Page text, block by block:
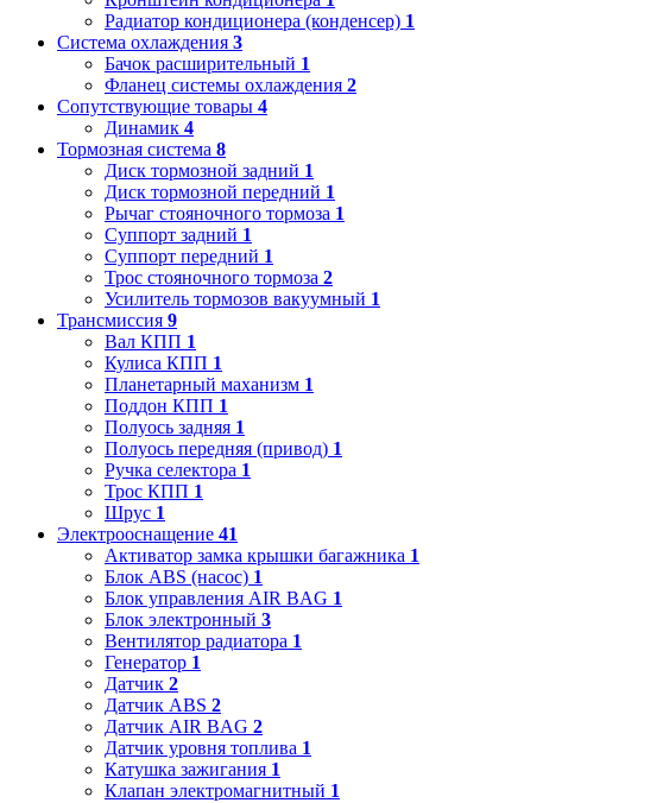
Радиатор кондиционера (конденсер) 1
Система охлаждения 3
Бачок расширительный 1
Фланец системы охлаждения 2
Сопутствующие товары 4
Динамик 4
Тормозная система 8
Диск тормозной задний 1
Диск тормозной передний 1
Рычаг стояночного тормоза 1
Суппорт задний 1
Суппорт передний 1
Трос стояночного тормоза 2
Усилитель тормозов вакуумный 1
Трансмиссия 9
Вал КПП 1
Кулиса КПП 1
Планетарный маханизм 1
Поддон КПП 1
Полуось задняя 1
Полуось передняя (привод) 1
Ручка селектора 1
Трос КПП 1
Шрус 1
Электрооснащение 41
Активатор замка крышки багажника 1
Блок ABS (насос) 1
Блок управления AIR BAG 1
Блок электронный 3
Вентилятор радиатора 1
Генератор 1
Датчик 2
Датчик ABS 2
Датчик AIR BAG 2
Датчик уровня топлива 1
Катушка зажигания 1
Клапан электромагнитный 1